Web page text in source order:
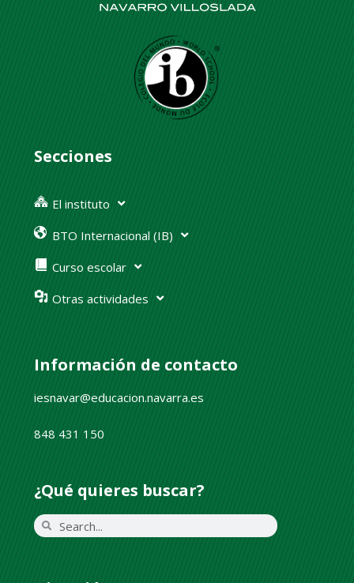
Secciones
El instituto
BTO Internacional (IB)
Curso escolar
Otras actividades
Información de contacto
iesnavar@educacion.navarra.es
848 431 150
¿Qué quieres buscar?